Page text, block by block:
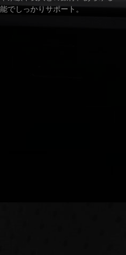
でしっかりサポート。